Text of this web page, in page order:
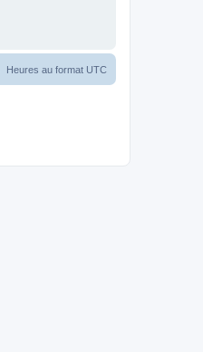
Heures au format UTC